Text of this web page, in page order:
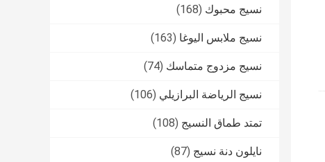
نسيج محبوك (168)
نسيج ملابس اليوغا (163)
نسيج مزدوج متماسك (74)
نسيج الرياضة البرازيلي (106)
تمتد طماق النسيج (108)
نايلون دنة نسيج (87)